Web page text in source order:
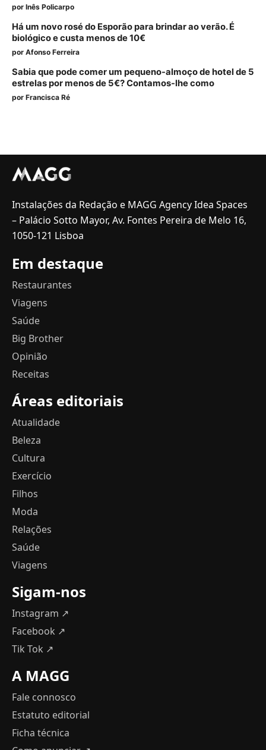
por Inês Policarpo
Há um novo rosé do Esporão para brindar ao verão. É
biológico e custa menos de 10€
por Afonso Ferreira
Sabia que pode comer um pequeno-almoço de hotel de 5
estrelas por menos de 5€? Contamos-lhe como
por Francisca Ré
Instalações da Redação e MAGG Agency Idea Spaces
– Palácio Sotto Mayor, Av. Fontes Pereira de Melo 16,
1050-121 Lisboa
Em destaque
Restaurantes
Viagens
Saúde
Big Brother
Opinião
Receitas
Áreas editoriais
Atualidade
Beleza
Cultura
Exercício
Filhos
Moda
Relações
Saúde
Viagens
Sigam-nos
Instagram ↗
Facebook ↗
Tik Tok ↗
A MAGG
Fale connosco
Estatuto editorial
Ficha técnica